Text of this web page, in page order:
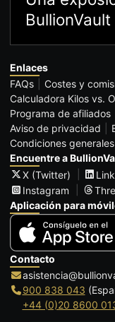
BullionVault
Enlaces
FAQs
Costes y
Calculadora Kilos vs.
Programa de afiliados
Aviso de privacidad
Condiciones generales
Encuentre a
X (Twitter)
Instagram
Aplicación para
Contacto
900 838 043
+44 (0)20 8600